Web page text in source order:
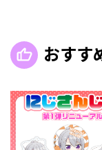
おすす